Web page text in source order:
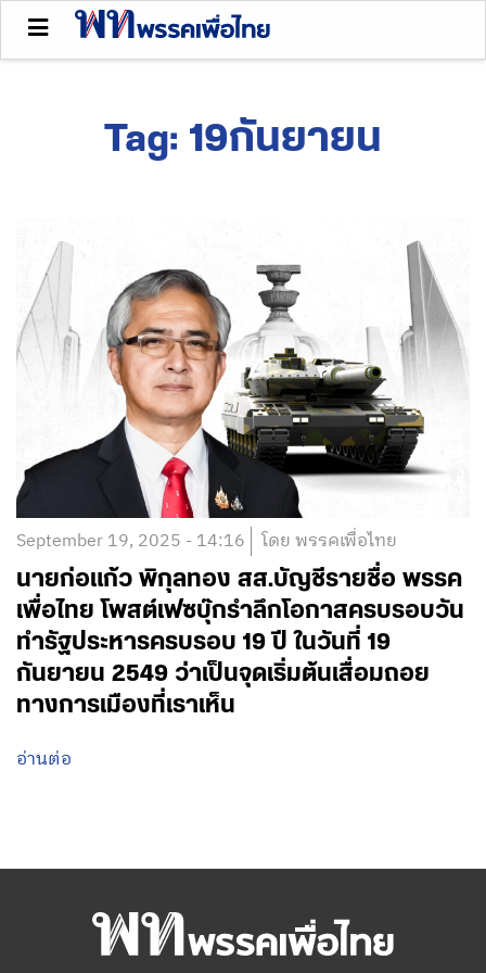
Tag: 19กันยายน
September 19, 2025 - 14:16 โดย พรรคเพื่อไทย
นายก่อแก้ว พิกุลทอง สส.บัญชีรายชื่อ พรรค
เพื่อไทย โพสต์เฟซบุ๊กรำลึกโอกาสครบรอบวัน
ทำรัฐประหารครบรอบ 19 ปี ในวันที่ 19
กันยายน 2549 ว่าเป็นจุดเริ่มต้นเสื่อมถอย
ทางการเมืองที่เราเห็น
อ่านต่อ